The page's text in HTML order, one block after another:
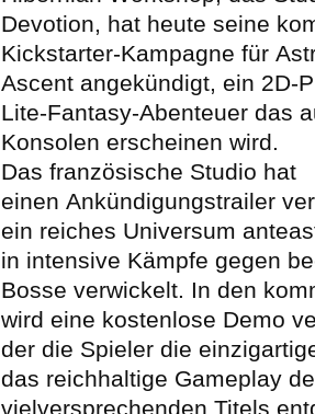
Devotion, hat heute seine
Kickstarter-Kampagne für
Ascent angekündigt, ein 2D-
Lite-Fantasy-Abenteuer das
Konsolen erscheinen wird.
Das französische Studio hat
einen Ankündigungstrailer
ein reiches Universum
in intensive Kämpfe gegen
Bosse verwickelt. In den
wird eine kostenlose Demo
der die Spieler die
das reichhaltige Gameplay
vielversprechenden Titels